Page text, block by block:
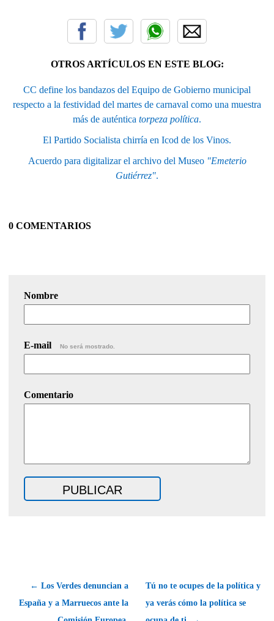
OTROS ARTÍCULOS EN ESTE BLOG:
CC define los bandazos del Equipo de Gobierno municipal
respecto a la festividad del martes de carnaval como una muestra
más de auténtica torpeza política.
El Partido Socialista chirría en Icod de los Vinos.
Acuerdo para digitalizar el archivo del Museo "Emeterio
Gutiérrez".
0 COMENTARIOS
Nombre
E-mail No será mostrado.
Comentario
← Los Verdes denuncian a
España y a Marruecos ante la
Tú no te ocupes de la política y
ya verás cómo la política se